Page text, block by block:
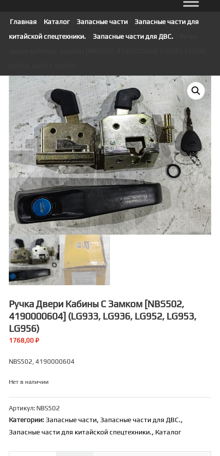
Главная Каталог/ Запасные части/
Запасные части для
китайской спецтехники./ Запасные части для ДВС./ Ручка
Ручка Двери Кабины С Замком [NBS502,
4190000604] (LG933, LG936, LG952, LG953,
LG956)
1768,00 ₽
NBS502, 4190000604
Нет в наличии
Артикул: NBS502
Категории: Запасные части, Запасные части для ДВС.,
Запасные части для китайской спецтехники., Каталог